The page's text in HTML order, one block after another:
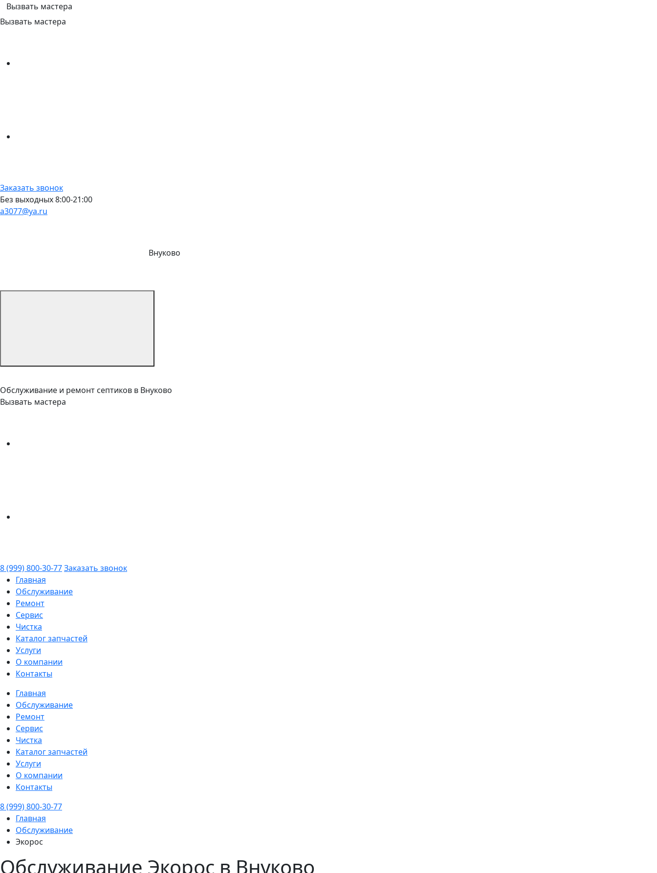
Вызвать мастера
Вызвать мастера
Заказать звонок
Без выходных 8:00-21:00
a3077@ya.ru
Внуково
Обслуживание и ремонт септиков в Внуково
Вызвать мастера
8 (999) 800-30-77Заказать звонок
Главная
Обслуживание
Ремонт
Сервис
Чистка
Каталог запчастей
Услуги
О компании
Контакты
Главная
Обслуживание
Ремонт
Сервис
Чистка
Каталог запчастей
Услуги
О компании
Контакты
8 (999) 800-30-77
Главная
Обслуживание
Экорос
Обслуживание Экорос в Внуково